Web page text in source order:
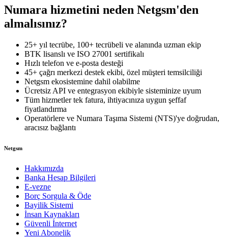
Numara hizmetini neden Netgsm'den
almalısınız?
25+ yıl tecrübe, 100+ tecrübeli ve alanında uzman ekip
BTK lisanslı ve ISO 27001 sertifikalı
Hızlı telefon ve e-posta desteği
45+ çağrı merkezi destek ekibi, özel müşteri temsilciliği
Netgsm ekosistemine dahil olabilme
Ücretsiz API ve entegrasyon ekibiyle sisteminize uyum
Tüm hizmetler tek fatura, ihtiyacınıza uygun şeffaf
fiyatlandırma
Operatörlere ve Numara Taşıma Sistemi (NTS)'ye doğrudan,
aracısız bağlantı
Netgsm
Hakkımızda
Banka Hesap Bilgileri
E-vezne
Borç Sorgula & Öde
Bayilik Sistemi
İnsan Kaynakları
Güvenli İnternet
Yeni Abonelik